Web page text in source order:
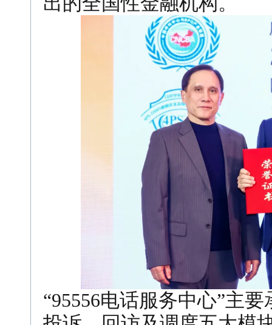
“95556电话服务中心”主